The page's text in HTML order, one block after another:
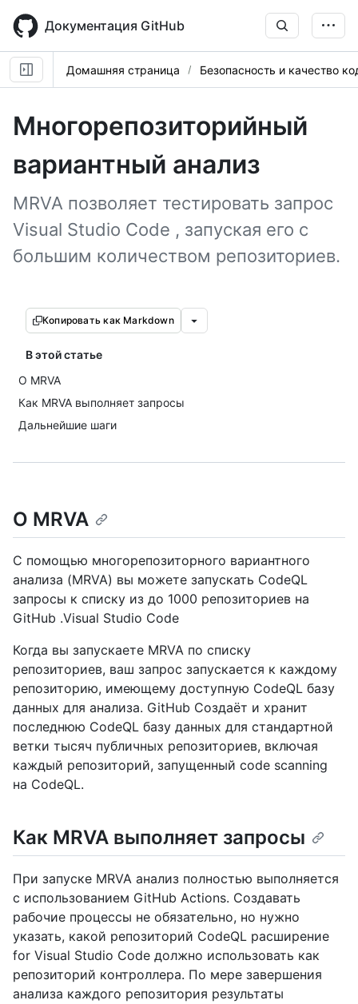
main
content
Документация GitHub
Домашняя страница Безопасность и качество
Многорепозиторийный
вариантный анализ
MRVA позволяет тестировать запрос
Visual Studio Code , запуская его с
большим количеством репозиториев.
Копировать как Markdown
В этой статье
О MRVA
Как MRVA выполняет запросы
Дальнейшие шаги
О MRVA
С помощью многорепозиторного вариантного
анализа (MRVA) вы можете запускать CodeQL
запросы к списку из до 1000 репозиториев на
GitHub .Visual Studio Code
Когда вы запускаете MRVA по списку
репозиториев, ваш запрос запускается к каждому
репозиторию, имеющему доступную CodeQL базу
данных для анализа. GitHub Создаёт и хранит
последнюю CodeQL базу данных для стандартной
ветки тысяч публичных репозиториев, включая
каждый репозиторий, запущенный code scanning
на CodeQL.
Как MRVA выполняет запросы
При запуске MRVA анализ полностью выполняется
с использованием GitHub Actions. Создавать
рабочие процессы не обязательно, но нужно
указать, какой репозиторий CodeQL расширение
for Visual Studio Code должно использовать как
репозиторий контроллера. По мере завершения
анализа каждого репозитория результаты